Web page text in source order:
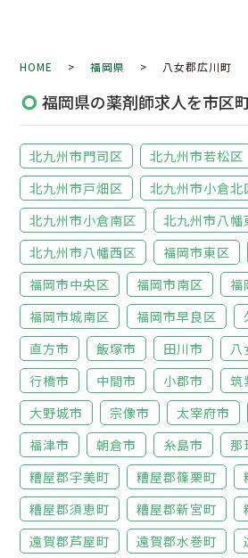
HOME >福岡県 > 八女郡広川町
福岡県の薬剤師求人を市区
北九州市門司区
北九州市若松区
北九州市戸畑区
北九州市小倉北
北九州市小倉南区
北九州市八幡
北九州市八幡西区
福岡市東区
福岡市中央区
福岡市南区
福
福岡市城南区
福岡市早良区
直方市
飯塚市 田川市 八
行橋市
中間市 小郡市 筑
大野城市
宗像市 太宰府市
福津市
朝倉市 糸島市
那
糟屋郡宇美町
糟屋郡篠栗町
糟屋郡須恵町
糟屋郡新宮町
遠賀郡芦屋町
遠賀郡水巻町